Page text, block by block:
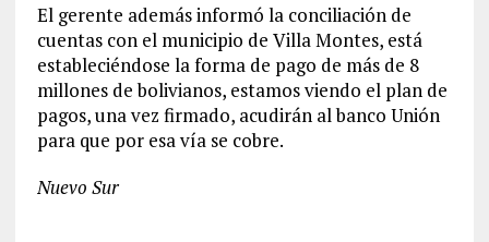
El gerente además informó la conciliación de
cuentas con el municipio de Villa Montes, está
estableciéndose la forma de pago de más de 8
millones de bolivianos, estamos viendo el plan de
pagos, una vez firmado, acudirán al banco Unión
para que por esa vía se cobre.
Nuevo Sur